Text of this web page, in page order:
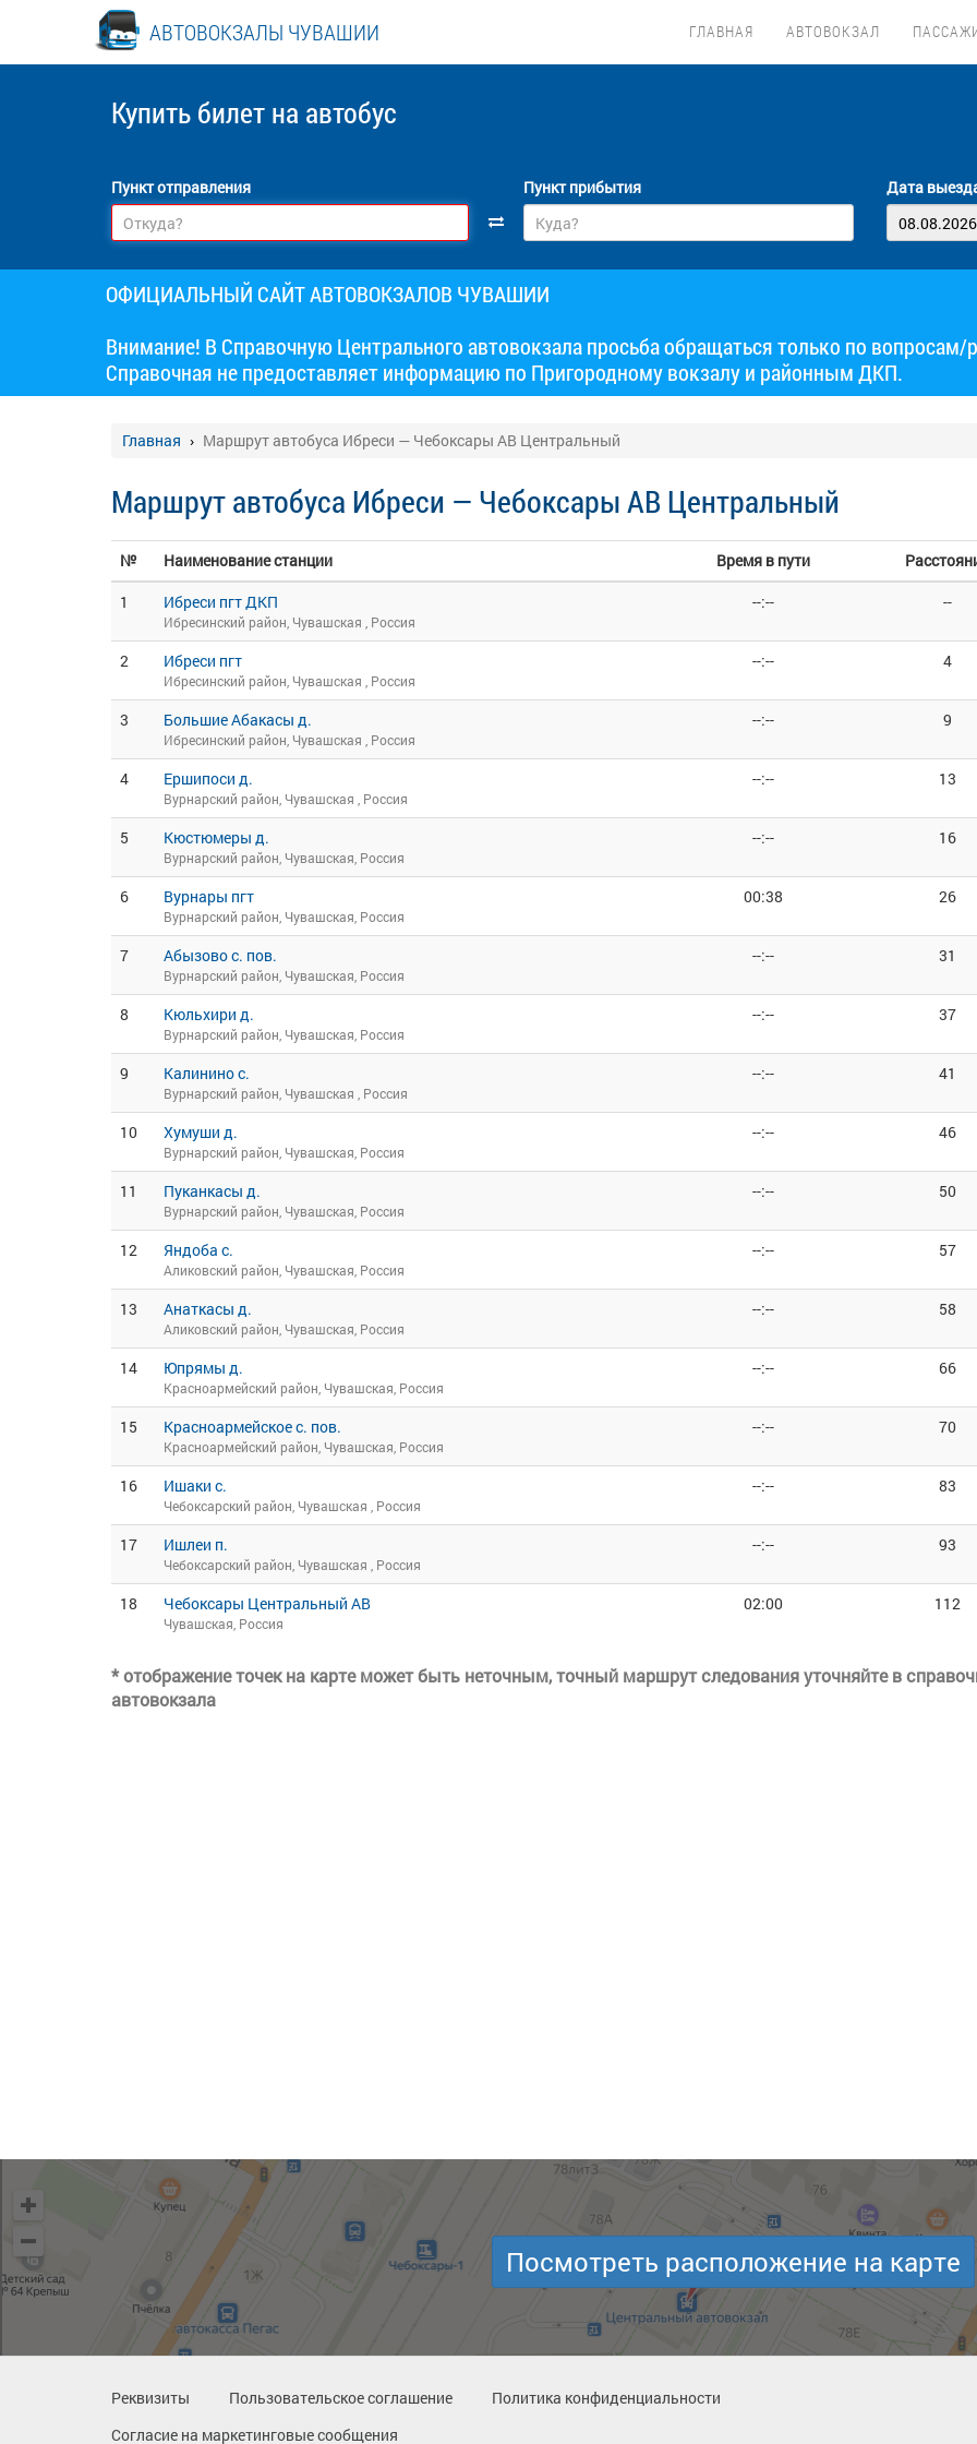
АВТОВОКЗАЛЫ ЧУВАШИИ ГЛАВНАЯ АВТОВОКЗАЛ
Купить билет на автобус
Пункт отправления Пункт прибытия Дата
ОФИЦИАЛЬНЫЙ САЙТ АВТОВОКЗАЛОВ ЧУВАШИИ
Внимание! В Справочную Центрального автовокзала просьба обращаться только по вопросам/
Справочная не предоставляет информацию по Пригородному вокзалу и районным ДКП.
Главная Маршрут автобуса Ибреси — Чебоксары АВ Центральный
Маршрут автобуса Ибреси — Чебоксары АВ Центральный
№ Наименование станции Время в пути
1
Ибреси пгт ДКП
Ибресинский район, Чувашская , Россия
--:-- --
2 Ибреси пгт
Ибресинский район, Чувашская , Россия
--:-- 4
3 Большие Абакасы д.
Ибресинский район, Чувашская , Россия
--:-- 9
4 Ершипоси д.
Вурнарский район, Чувашская , Россия
--:-- 13
5 Кюстюмеры д.
Вурнарский район, Чувашская, Россия
--:-- 16
6 Вурнары пгт
Вурнарский район, Чувашская, Россия
00:38 26
7 Абызово с. пов.
Вурнарский район, Чувашская, Россия
--:-- 31
8 Кюльхири д.
Вурнарский район, Чувашская, Россия
--:-- 37
9 Калинино с.
Вурнарский район, Чувашская , Россия
--:-- 41
10 Хумуши д.
Вурнарский район, Чувашская, Россия
--:-- 46
11 Пуканкасы д.
Вурнарский район, Чувашская, Россия
--:-- 50
12 Яндоба с.
Аликовский район, Чувашская, Россия
--:-- 57
13 Анаткасы д.
Аликовский район, Чувашская, Россия
--:-- 58
14 Юпрямы д.
Красноармейский район, Чувашская, Россия
--:-- 66
15 Красноармейское с. пов.
Красноармейский район, Чувашская, Россия
--:-- 70
16 Ишаки с.
Чебоксарский район, Чувашская , Россия
--:-- 83
17 Ишлеи п.
Чебоксарский район, Чувашская , Россия
--:-- 93
18 Чебоксары Центральный АВ
Чувашская, Россия
02:00 112
* отображение точек на карте может быть неточным, точный маршрут следования уточняйте в
автовокзала
Посмотреть расположение на карте
Реквизиты Пользовательское соглашение
Политика конфиденциальности
Согласие на маркетинговые сообщения